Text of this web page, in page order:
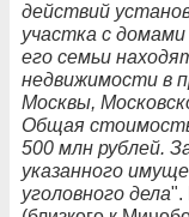
действий
участка с
его семьи
недвижимости в
Москвы,
Общая
500 млн рублей.
указанного
уголовного дела".